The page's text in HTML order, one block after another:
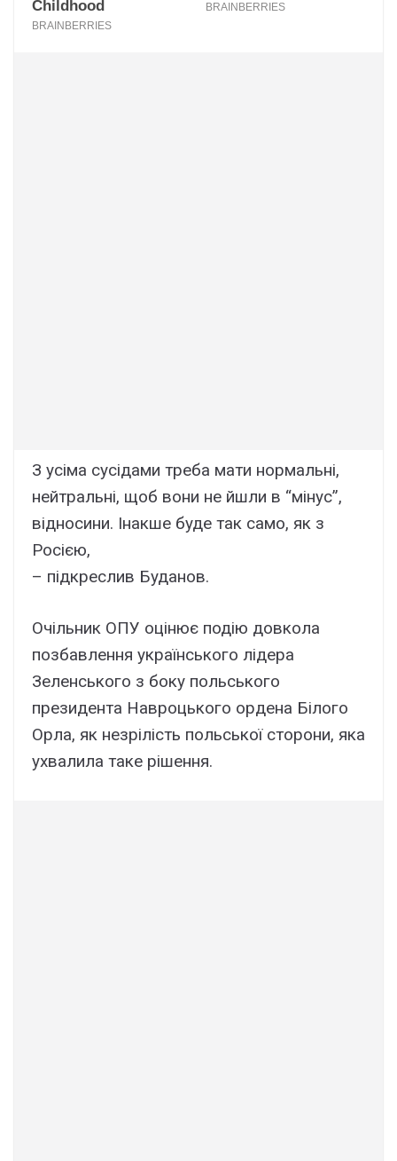
З усіма сусідами треба мати нормальні,
нейтральні, щоб вони не йшли в “мінус”,
відносини. Інакше буде так само, як з
Росією,
– підкреслив Буданов.
Очільник ОПУ оцінює подію довкола
позбавлення українського лідера
Зеленського з боку польського
президента Навроцького ордена Білого
Орла, як незрілість польської сторони, яка
ухвалила таке рішення.